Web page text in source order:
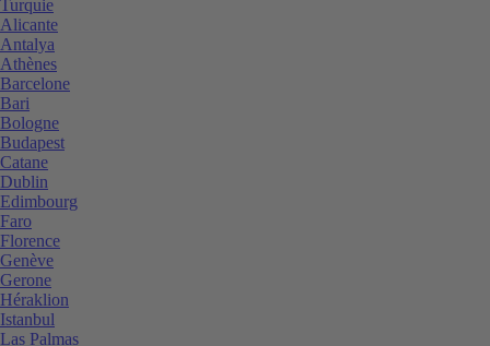
Turquie
Alicante
Antalya
Athènes
Barcelone
Bari
Bologne
Budapest
Catane
Dublin
Edimbourg
Faro
Florence
Genève
Gerone
Héraklion
Istanbul
Las Palmas